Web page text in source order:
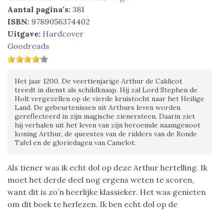
Aantal pagina's: 381
ISBN: 9789056374402
Uitgave: Hardcover
Goodreads
Het jaar 1200. De veertienjarige Arthur de Caldicot
treedt in dienst als schildknaap. Hij zal Lord Stephen de
Holt vergezellen op de vierde kruistocht naar het Heilige
Land. De gebeurtenissen uit Arthurs leven worden
gereflecteerd in zijn magische zienersteen. Daarin ziet
hij verhalen uit het leven van zijn beroemde naamgenoot
koning Arthur, de queestes van de ridders van de Ronde
Tafel en de gloriedagen van Camelot.
Als tiener was ik echt dol op deze Arthur hertelling. Ik
moet het derde deel nog ergens weten te scoren,
want dit is zo’n heerlijke klassieker. Het was genieten
om dit boek te herlezen. Ik ben echt dol op de